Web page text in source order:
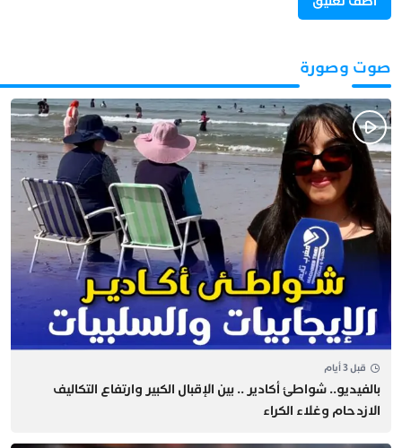
صوت وصورة
قبل 3 أيام
بالفيديو.. شواطئ أكادير .. بين الإقبال الكبير وارتفاع التكاليف
الازدحام وغلاء الكراء